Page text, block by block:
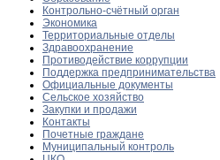
Контрольно-счётный орган
Экономика
Территориальные отделы
Здравоохранение
Противодействие коррупции
Поддержка предпринимательства
Официальные документы
Сельское хозяйство
Закупки и продажи
Контакты
Почетные граждане
Муниципальный контроль